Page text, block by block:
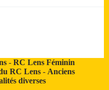
-RC Lens Féminin
RC Lens- Anciens
diverses